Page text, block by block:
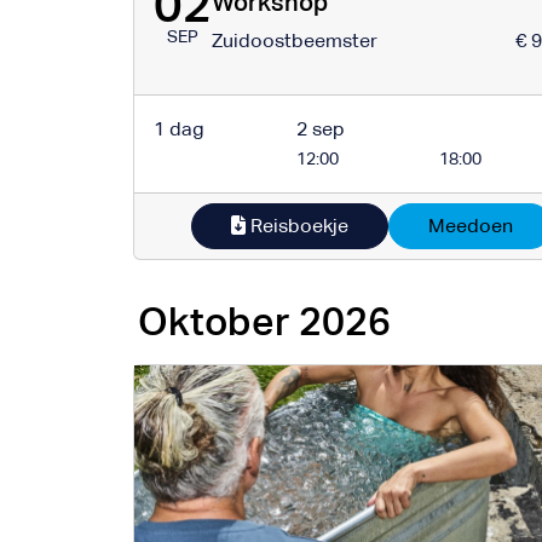
SEP Zuidoostbeemster €
1 dag 2 sep
12:00 18:00
Reisboekje Meedoen
Oktober 2026